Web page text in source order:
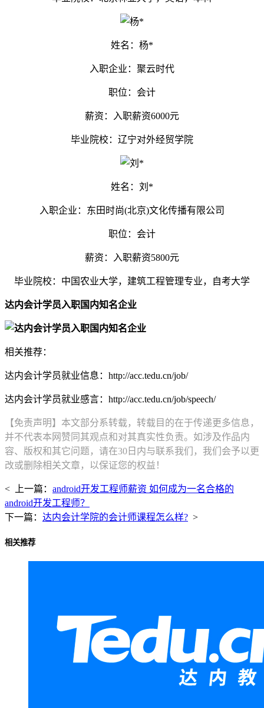
姓名：杨*
入职企业：聚云时代
职位：会计
薪资：入职薪资6000元
毕业院校：辽宁对外经贸学院
姓名：刘*
入职企业：东田时尚(北京)文化传播有限公司
职位：会计
薪资：入职薪资5800元
毕业院校：中国农业大学，建筑工程管理专业，自考大学
达内会计学员入职国内知名企业
相关推荐：
达内会计学员就业信息：http://acc.tedu.cn/job/
达内会计学员就业感言：http://acc.tedu.cn/job/speech/
【免责声明】本文部分系转载，转载目的在于传递更多信息，
并不代表本网赞同其观点和对其真实性负责。如涉及作品内
容、版权和其它问题，请在30日内与联系我们，我们会予以更
改或删除相关文章，以保证您的权益！
< 上一篇： android开发工程师薪资 如何成为一名合格的
android开发工程师？
下一篇： 达内会计学院的会计师课程怎么样? >
相关推荐